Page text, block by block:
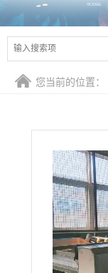
产品展厅
联系我们
您当前的位置：